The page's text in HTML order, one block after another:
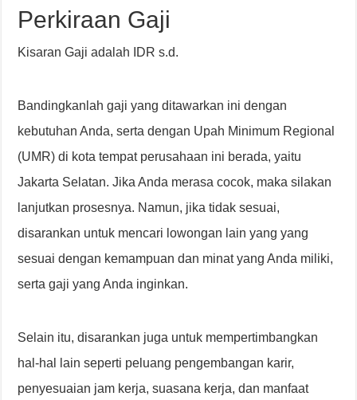
Perkiraan Gaji
Kisaran Gaji adalah IDR s.d.
Bandingkanlah gaji yang ditawarkan ini dengan
kebutuhan Anda, serta dengan Upah Minimum Regional
(UMR) di kota tempat perusahaan ini berada, yaitu
Jakarta Selatan. Jika Anda merasa cocok, maka silakan
lanjutkan prosesnya. Namun, jika tidak sesuai,
disarankan untuk mencari lowongan lain yang yang
sesuai dengan kemampuan dan minat yang Anda miliki,
serta gaji yang Anda inginkan.
Selain itu, disarankan juga untuk mempertimbangkan
hal-hal lain seperti peluang pengembangan karir,
penyesuaian jam kerja, suasana kerja, dan manfaat